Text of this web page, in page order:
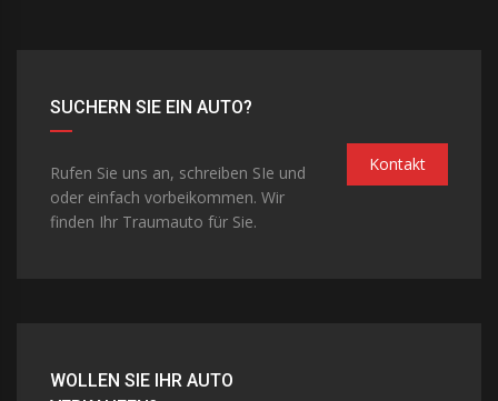
SUCHERN SIE EIN AUTO?
Rufen Sie uns an, schreiben SIe und
oder einfach vorbeikommen. Wir
finden Ihr Traumauto für Sie.
Kontakt
WOLLEN SIE IHR AUTO